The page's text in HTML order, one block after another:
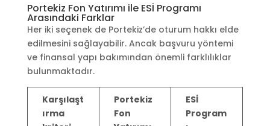
Portekiz Fon Yatırımı ile ESİ Programı
Arasındaki Farklar
Her iki seçenek de Portekiz’de oturum hakkı elde
edilmesini sağlayabilir. Ancak başvuru yöntemi
ve finansal yapı bakımından önemli farklılıklar
bulunmaktadır.
Karşılaşt
ırma
Portekiz
Fon
ESİ
Program